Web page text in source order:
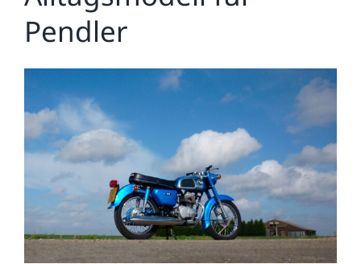
Pendler
grösseres
Bild